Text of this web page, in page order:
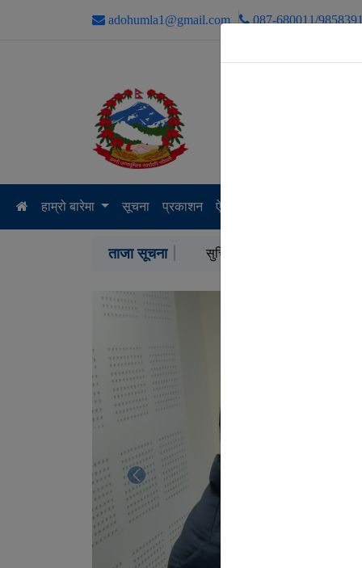
adohumla1@gmail.com 087-680011/
हाम्रो बारेमा सूचना प्रकाशन ऐन नियम
ताजा सूचना सुचिकृत / कार्यक्रम माग पेशको निवेदन
Previous